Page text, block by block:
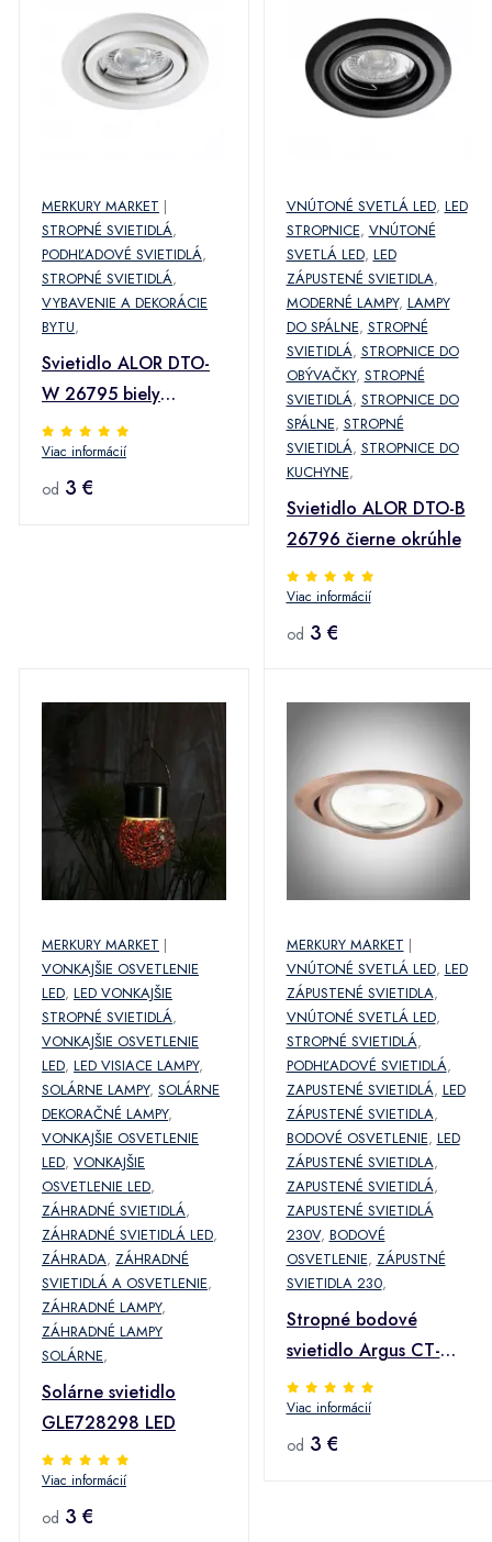
MERKURY MARKET |
STROPNÉ SVIETIDLÁ,
PODHĽADOVÉ SVIETIDLÁ,
STROPNÉ SVIETIDLÁ,
VYBAVENIE A DEKORÁCIE
BYTU,
Svietidlo ALOR DTO-
W 26795 biely
okrúhle
Viac informácií
od 3 €
VNÚTONÉ SVETLÁ LED, LED
STROPNICE, VNÚTONÉ
SVETLÁ LED, LED
ZÁPUSTENÉ SVIETIDLA,
MODERNÉ LAMPY, LAMPY
DO SPÁLNE, STROPNÉ
SVIETIDLÁ, STROPNICE DO
OBÝVAČKY, STROPNÉ
SVIETIDLÁ, STROPNICE DO
SPÁLNE, STROPNÉ
SVIETIDLÁ, STROPNICE DO
KUCHYNE,
Svietidlo ALOR DTO-B
26796 čierne okrúhle
Viac informácií
od 3 €
MERKURY MARKET |
VONKAJŠIE OSVETLENIE
LED, LED VONKAJŠIE
STROPNÉ SVIETIDLÁ,
VONKAJŠIE OSVETLENIE
LED, LED VISIACE LAMPY,
SOLÁRNE LAMPY, SOLÁRNE
DEKORAČNÉ LAMPY,
VONKAJŠIE OSVETLENIE
LED, VONKAJŠIE
OSVETLENIE LED,
ZÁHRADNÉ SVIETIDLÁ,
ZÁHRADNÉ SVIETIDLÁ LED,
ZÁHRADA, ZÁHRADNÉ
SVIETIDLÁ A OSVETLENIE,
ZÁHRADNÉ LAMPY,
ZÁHRADNÉ LAMPY
SOLÁRNE,
Solárne svietidlo
GLE728298 LED
Viac informácií
od 3 €
MERKURY MARKET |
VNÚTONÉ SVETLÁ LED, LED
ZÁPUSTENÉ SVIETIDLA,
VNÚTONÉ SVETLÁ LED,
STROPNÉ SVIETIDLÁ,
PODHĽADOVÉ SVIETIDLÁ,
ZAPUSTENÉ SVIETIDLÁ, LED
ZÁPUSTENÉ SVIETIDLA,
BODOVÉ OSVETLENIE, LED
ZÁPUSTENÉ SVIETIDLA,
ZAPUSTENÉ SVIETIDLÁ,
ZAPUSTENÉ SVIETIDLÁ
230V, BODOVÉ
OSVETLENIE, ZÁPUSTNÉ
SVIETIDLA 230,
Stropné bodové
svietidlo Argus CT-
2115-AN
Viac informácií
od 3 €